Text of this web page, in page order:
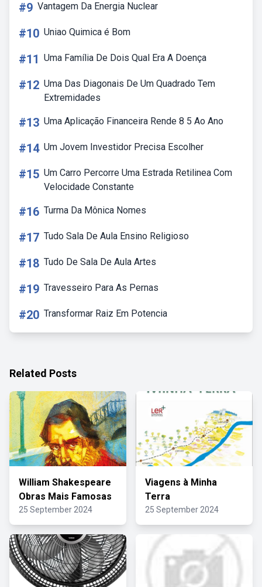
#9 Vantagem Da Energia Nuclear
#10 Uniao Quimica é Bom
#11 Uma Família De Dois Qual Era A Doença
#12 Uma Das Diagonais De Um Quadrado Tem
Extremidades
#13 Uma Aplicação Financeira Rende 8 5 Ao Ano
#14 Um Jovem Investidor Precisa Escolher
#15 Um Carro Percorre Uma Estrada Retilinea Com
Velocidade Constante
#16 Turma Da Mônica Nomes
#17 Tudo Sala De Aula Ensino Religioso
#18 Tudo De Sala De Aula Artes
#19 Travesseiro Para As Pernas
#20 Transformar Raiz Em Potencia
Related Posts
William Shakespeare
Obras Mais Famosas
25 September 2024
Viagens à Minha
Terra
25 September 2024